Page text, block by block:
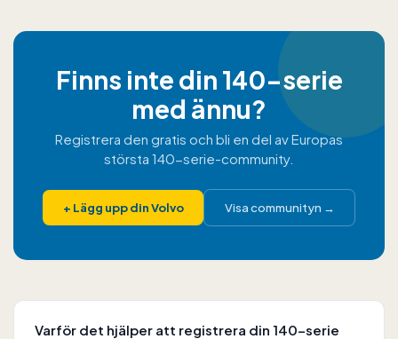
Finns inte din 140-serie
med ännu?
Registrera den gratis och bli en del av Europas
största 140-serie-community.
+ Lägg upp din Volvo Visa communityn →
Varför det hjälper att registrera din 140-serie